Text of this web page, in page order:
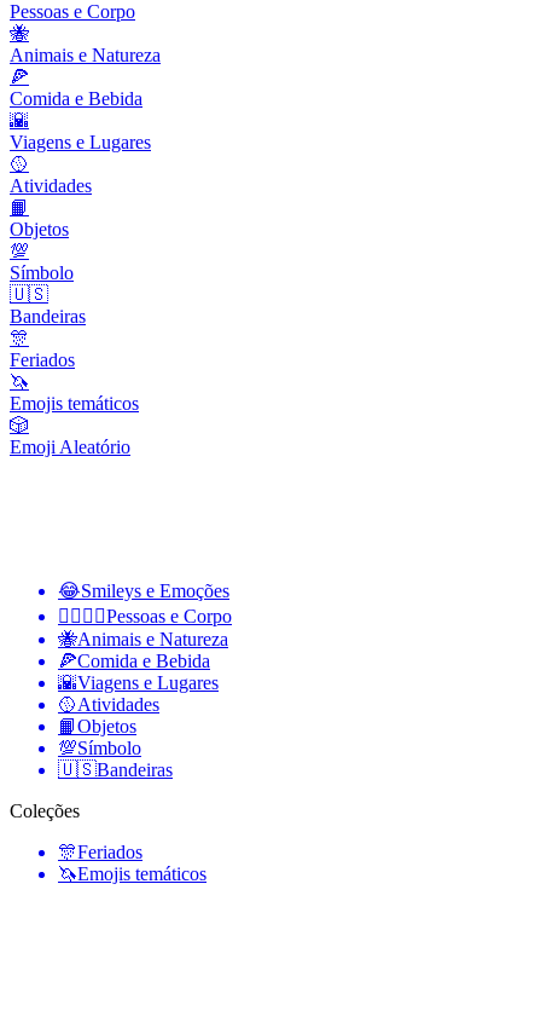
Pessoas e Corpo
🐝
Animais e Natureza
🍕
Comida e Bebida
🌇
Viagens e Lugares
🥎
Atividades
📙
Objetos
💯
Símbolo
🇺🇸
Bandeiras
🎊
Feriados
🦄
Emojis temáticos
🎲
Emoji Aleatório
😂Smileys e Emoções
👩‍❤️‍💋‍👨Pessoas e Corpo
🐝Animais e Natureza
🍕Comida e Bebida
🌇Viagens e Lugares
🥎Atividades
📙Objetos
💯Símbolo
🇺🇸Bandeiras
Coleções
🎊Feriados
🦄Emojis temáticos